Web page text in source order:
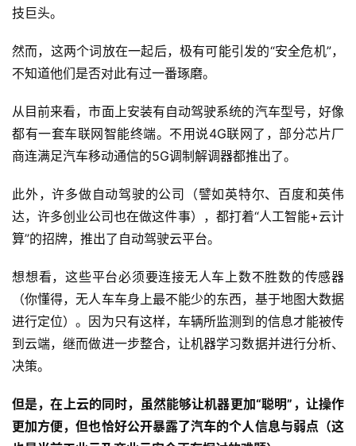
技巨头。
然而，这两个词放在一起后，极有可能引发的“安全危机”，
不知道他们是否对此有过一番琢磨。
从目前来看，市面上安装有自动驾驶系统的汽车型号，好像
都有一套车联网智能终端。不用说4G联网了，部分芯片厂
商连满足汽车移动通信的5G调制解调器都推出了。
此外，许多做自动驾驶的公司（譬如英特尔、百度和英伟
达，许多创业公司也在做这件事），都打着“人工智能+云计
算”的招牌，推出了自动驾驶云平台。
想想看，这些平台必须要连接无人车上数不胜数的传感器
（你懂得，无人车车身上最不能少的东西，基于地图大数据
进行定位）。因为只有这样，车辆所监测到的信息才能被传
到云端，继而做进一步整合，让机器学习数据并进行分析、
决策。
但是，在上云的同时，虽然能够让机器更加“聪明”，让操作
更加方便，但也恰好公开暴露了汽车的个人信息与弱点（这